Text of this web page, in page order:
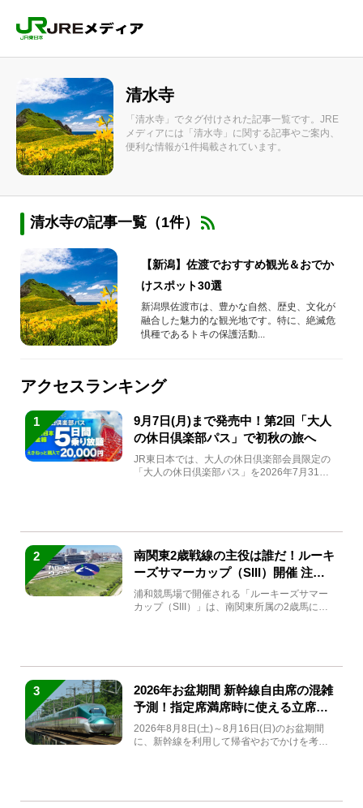
清水寺
「清水寺」でタグ付けされた記事一覧です。JRE
メディアには「清水寺」に関する記事やご案内、
便利な情報が1件掲載されています。
清水寺の記事一覧（1件）
【新潟】佐渡でおすすめ観光＆おでか
けスポット30選
新潟県佐渡市は、豊かな自然、歴史、文化が
融合した魅力的な観光地です。特に、絶滅危
惧種であるトキの保護活動...
アクセスランキング
1
9月7日(月)まで発売中！第2回「大人
の休日倶楽部パス」で初秋の旅へ
JR東日本では、大人の休日倶楽部会員限定の
「大人の休日倶楽部パス」を2026年7月31日
2
南関東2歳戦線の主役は誰だ！ルーキ
ーズサマーカップ（SIII）開催 注目
馬と見どころをチェック
浦和競馬場で開催される「ルーキーズサマー
カップ（SIII）」は、南関東所属の2歳馬によ
3
2026年お盆期間 新幹線自由席の混雑
予測！指定席満席時に使える立席特
急券も解説
2026年8月8日(土)～8月16日(日)のお盆期間
に、新幹線を利用して帰省やおでかけを考え